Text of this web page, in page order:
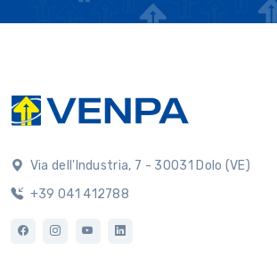
Via dell'Industria, 7 - 30031 Dolo (VE)
+39 041 412788